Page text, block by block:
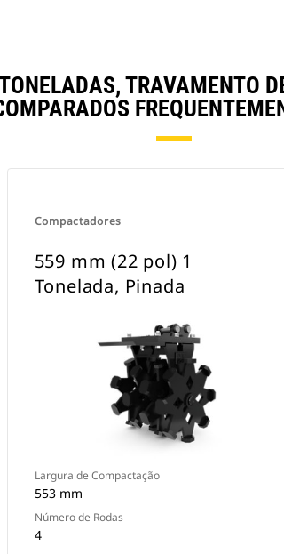
TRAVAMENTO
Compactadores
559 mm (22 pol) 1
Tonelada, Pinada
Largura de Compactação
553 mm
Número de Rodas
4